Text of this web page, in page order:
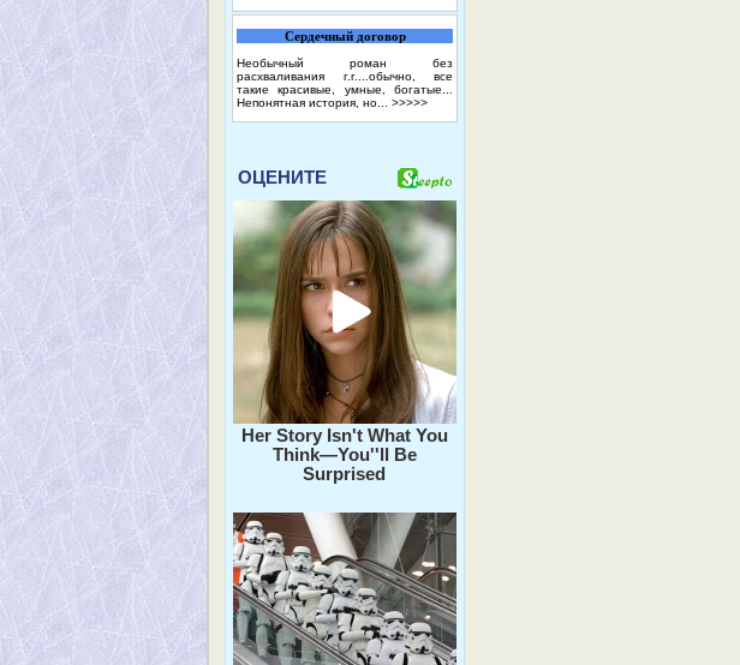
Сердечный договор
Необычный роман без
расхваливания г.г....обычно, все
такие красивые, умные, богатые...
Непонятная история, но... >>>>>
ОЦЕНИТЕ
Her Story Isn't What You
Think—You''ll Be
Surprised